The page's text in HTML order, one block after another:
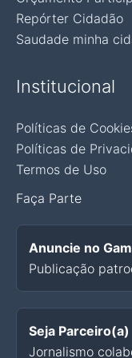
Repórter Cidadão
Saudade minha
Institucional
Políticas de
Políticas de
Termos de Uso
Faça Parte
Anuncie no
Publicação
Seja Parceiro(a)
Jornalismo